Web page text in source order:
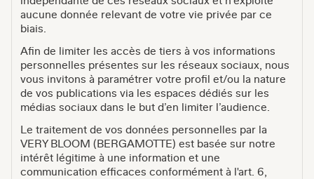
aucune donnée relevant de votre vie privée par ce
biais.
Afin de limiter les accès de tiers à vos informations
personnelles présentes sur les réseaux sociaux, nous
vous invitons à paramétrer votre profil et/ou la nature
de vos publications via les espaces dédiés sur les
médias sociaux dans le but d’en limiter l’audience.
Le traitement de vos données personnelles par la
VERY BLOOM (BERGAMOTTE) est basée sur notre
intérêt légitime à une information et une
communication efficaces conformément à l'art. 6,